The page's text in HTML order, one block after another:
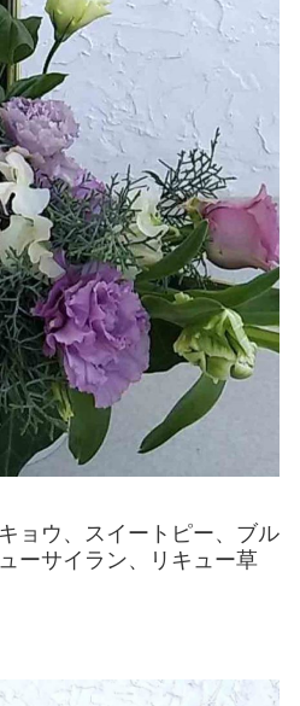
ョウ、スイートピー、ブル
ーサイラン、リキュー草